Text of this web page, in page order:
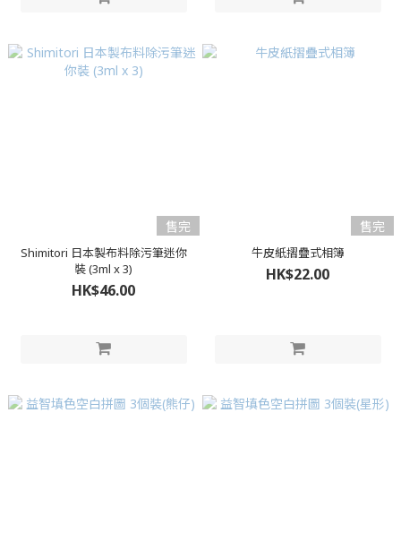
售完
Shimitori 日本製布料除污筆迷你
裝 (3ml x 3)
HK$46.00
售完
牛皮紙摺疊式相簿
HK$22.00